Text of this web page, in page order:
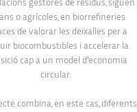
gestores de residus, siguen
o agrícoles, en biorrefineries
de valorar les deixalles per a
biocombustibles i accelerar la
cap a un model d’economia
circular.
combina, en este cas, diferents